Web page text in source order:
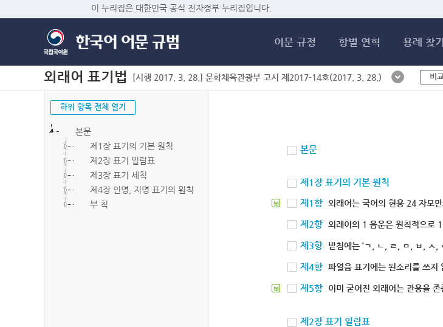
이 누리집은 대한민국 공식 전자정부 누리집입니다.
어문 규정 항별 연혁 용례 찾기
외래어 표기법 [시행 2017. 3. 28.] 문화체육관광부 고시 제2017-14호(2017. 3. 28.) 비
하위 항목 전체 열기
본문
제1장 표기의 기본 원칙
제2장 표기 일람표
제3장 표기 세칙
제4장 인명, 지명 표기의 원칙
부 칙
본문
제1장 표기의 기본 원칙
북 제1항 외래어는 국어의 현용 24 자모만
제2항 외래어의 1 음운은 원칙적으로
제3항 받침에는 ‘ㄱ, ㄴ, ㄹ, ㅁ, ㅂ, ㅅ,
제4항 파열음 표기에는 된소리를 쓰지
북 제5항 이미 굳어진 외래어는 관용을
제2장 표기 일람표